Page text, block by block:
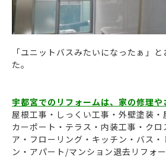
「ユニットバスみたいになったぁ」
た。
宇都宮でのリフォームは、家の修理や
屋根工事・しっくい工事・外壁塗装・
カーポート・テラス・内装工事・クロ
ア・フローリング・キッチン・バス・
ン・アパート/マンション退去リフォ